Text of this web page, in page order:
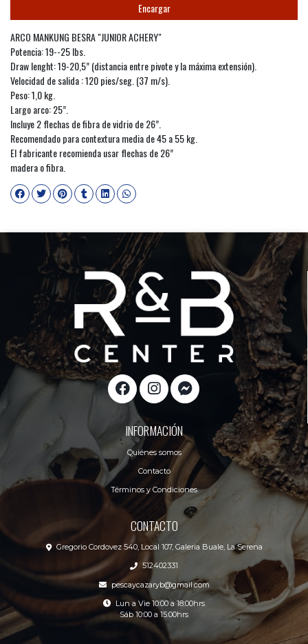
Encargar
ARCO MANKUNG BESRA "JUNIOR ACHERY"
Potencia: 19--25 lbs.
Draw lenght: 19-20,5” (distancia entre pivote y la máxima extensión).
Velocidad de salida : 120 pies/seg. (37 m/s).
Peso: 1,0 kg.
Largo arco: 25”.
Incluye 2 flechas de fibra de vidrio de 26”.
Recomendado para contextura media de 45 a 55 kg.
El fabricante recomienda usar flechas de 26”
madera o fibra.
INFORMACIÓN
Quiénes somos
Contacto
Términos y Condiciones
CONTACTO
Gregorio Cordovez 540, Local 107, Galeria Buale, La Serena
512402331
pescaycazaryb@gmail.com
Lun a Vie 10:00 a 18:00hrs
Sáb 10:00 a 15:00hrs